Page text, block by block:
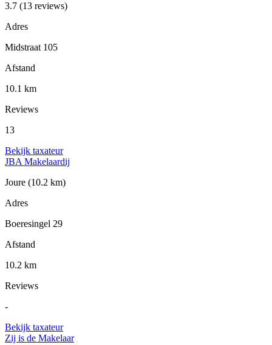
3.7 (13 reviews)
Adres
Midstraat 105
Afstand
10.1 km
Reviews
13
Bekijk taxateur
JBA Makelaardij
Joure (10.2 km)
Adres
Boeresingel 29
Afstand
10.2 km
Reviews
-
Bekijk taxateur
Zij is de Makelaar